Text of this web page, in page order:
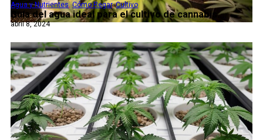
Guía del agua ideal para el cultivo de cannabis...
Agua y Nutrientes,Cómo Regar,Cultivo
abril 8, 2024